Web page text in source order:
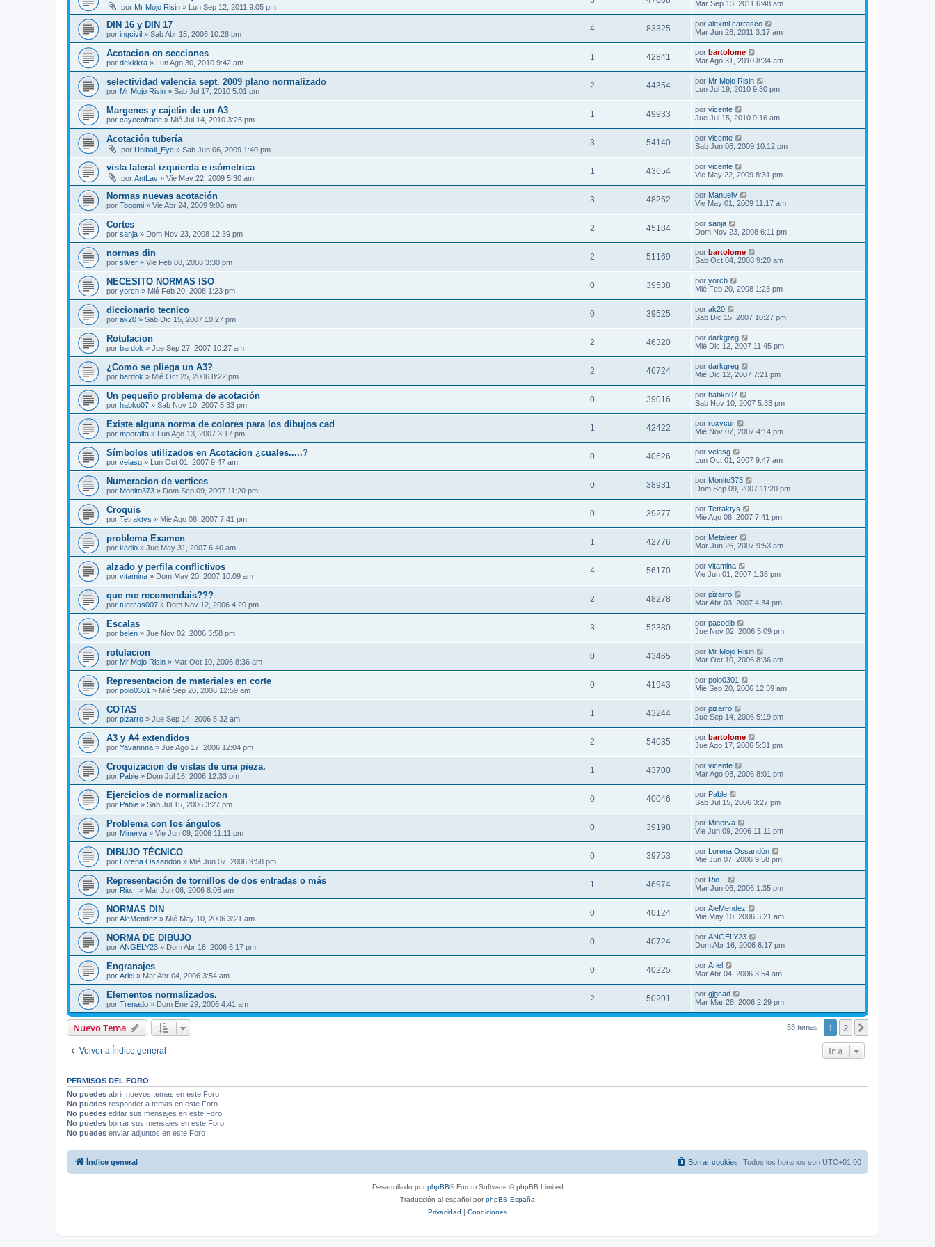
por Mr Mojo Risin » Lun Sep 12, 2011 9:05 pm
Mar Sep 13, 2011 6:48 am
DIN 16 y DIN 17
por ingcivil » Sab Abr 15, 2006 10:28 pm
4 83325 por alexmi carrasco
Mar Jun 28, 2011 3:17 am
Acotacion en secciones
por dekkkra » Lun Ago 30, 2010 9:42 am
1 42841 por bartolome
Mar Ago 31, 2010 8:34 am
selectividad valencia sept. 2009 plano normalizado
por Mr Mojo Risin » Sab Jul 17, 2010 5:01 pm
2 44354 por Mr Mojo Risin
Lun Jul 19, 2010 9:30 pm
Margenes y cajetin de un A3
por cayecofrade » Mié Jul 14, 2010 3:25 pm
1 49933 por vicente
Jue Jul 15, 2010 9:16 am
Acotación tubería
por Uniball_Eye » Sab Jun 06, 2009 1:40 pm
3 54140 por vicente
Sab Jun 06, 2009 10:12 pm
vista lateral izquierda e isómetrica
por AntLav » Vie May 22, 2009 5:30 am
1 43654 por vicente
Vie May 22, 2009 8:31 pm
Normas nuevas acotación
por Togomi » Vie Abr 24, 2009 9:06 am
3 48252 por ManuelV
Vie May 01, 2009 11:17 am
Cortes
por sanja » Dom Nov 23, 2008 12:39 pm
2 45184 por sanja
Dom Nov 23, 2008 6:11 pm
normas din
por silver » Vie Feb 08, 2008 3:30 pm
2 51169 por bartolome
Sab Oct 04, 2008 9:20 am
NECESITO NORMAS ISO
por yorch » Mié Feb 20, 2008 1:23 pm
0 39538 por yorch
Mié Feb 20, 2008 1:23 pm
diccionario tecnico
por ak20 » Sab Dic 15, 2007 10:27 pm
0 39525 por ak20
Sab Dic 15, 2007 10:27 pm
Rotulacion
por bardok » Jue Sep 27, 2007 10:27 am
2 46320 por darkgreg
Mié Dic 12, 2007 11:45 pm
¿Como se pliega un A3?
por bardok » Mié Oct 25, 2006 8:22 pm
2 46724 por darkgreg
Mié Dic 12, 2007 7:21 pm
Un pequeño problema de acotación
por habko07 » Sab Nov 10, 2007 5:33 pm
0 39016 por habko07
Sab Nov 10, 2007 5:33 pm
Existe alguna norma de colores para los dibujos cad
por mperalta » Lun Ago 13, 2007 3:17 pm
1 42422 por roxycur
Mié Nov 07, 2007 4:14 pm
Símbolos utilizados en Acotacion ¿cuales.....?
por velasg » Lun Oct 01, 2007 9:47 am
0 40626 por velasg
Lun Oct 01, 2007 9:47 am
Numeracion de vertices
por Monito373 » Dom Sep 09, 2007 11:20 pm
0 38931 por Monito373
Dom Sep 09, 2007 11:20 pm
Croquis
por Tetraktys » Mié Ago 08, 2007 7:41 pm
0 39277 por Tetraktys
Mié Ago 08, 2007 7:41 pm
problema Examen
por kadio » Jue May 31, 2007 6:40 am
1 42776 por Metaleer
Mar Jun 26, 2007 9:53 am
alzado y perfila conflictivos
por vitamina » Dom May 20, 2007 10:09 am
4 56170 por vitamina
Vie Jun 01, 2007 1:35 pm
que me recomendais???
por tuercas007 » Dom Nov 12, 2006 4:20 pm
2 48278 por pizarro
Mar Abr 03, 2007 4:34 pm
Escalas
por belen » Jue Nov 02, 2006 3:58 pm
3 52380 por pacodib
Jue Nov 02, 2006 5:09 pm
rotulacion
por Mr Mojo Risin » Mar Oct 10, 2006 8:36 am
0 43465 por Mr Mojo Risin
Mar Oct 10, 2006 8:36 am
Representacion de materiales en corte
por polo0301 » Mié Sep 20, 2006 12:59 am
0 41943 por polo0301
Mié Sep 20, 2006 12:59 am
COTAS
por pizarro » Jue Sep 14, 2006 5:32 am
1 43244 por pizarro
Jue Sep 14, 2006 5:19 pm
A3 y A4 extendidos
por Yavannna » Jue Ago 17, 2006 12:04 pm
2 54035 por bartolome
Jue Ago 17, 2006 5:31 pm
Croquizacion de vistas de una pieza.
por Pable » Dom Jul 16, 2006 12:33 pm
1 43700 por vicente
Mar Ago 08, 2006 8:01 pm
Ejercicios de normalizacion
por Pable » Sab Jul 15, 2006 3:27 pm
0 40046 por Pable
Sab Jul 15, 2006 3:27 pm
Problema con los ángulos
por Minerva » Vie Jun 09, 2006 11:11 pm
0 39198 por Minerva
Vie Jun 09, 2006 11:11 pm
DIBUJO TÉCNICO
por Lorena Ossandón » Mié Jun 07, 2006 9:58 pm
0 39753 por Lorena Ossandón
Mié Jun 07, 2006 9:58 pm
Representación de tornillos de dos entradas o más
por Rio... » Mar Jun 06, 2006 8:06 am
1 46974 por Rio...
Mar Jun 06, 2006 1:35 pm
NORMAS DIN
por AleMendez » Mié May 10, 2006 3:21 am
0 40124 por AleMendez
Mié May 10, 2006 3:21 am
NORMA DE DIBUJO
por ANGELY23 » Dom Abr 16, 2006 6:17 pm
0 40724 por ANGELY23
Dom Abr 16, 2006 6:17 pm
Engranajes
por Ariel » Mar Abr 04, 2006 3:54 am
0 40225 por Ariel
Mar Abr 04, 2006 3:54 am
Elementos normalizados.
por Trenado » Dom Ene 29, 2006 4:41 am
2 50291 por gjgcad
Mar Mar 28, 2006 2:29 pm
Nuevo Tema 53 temas 1 2
Volver a Índice general Ir a
PERMISOS DEL FORO
No puedes abrir nuevos temas en este Foro
No puedes responder a temas en este Foro
No puedes editar sus mensajes en este Foro
No puedes borrar sus mensajes en este Foro
No puedes enviar adjuntos en este Foro
Índice general Todos los horarios son UTC+01:00
Borrar cookies
Desarrollado porphpBB® Forum Software © phpBB Limited
Traducción al español porphpBB España
Privacidad | Condiciones